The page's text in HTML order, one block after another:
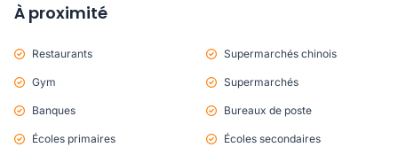
À proximité
Restaurants Supermarchés chinois
Gym Supermarchés
Banques Bureaux de poste
Écoles primaires Écoles secondaires